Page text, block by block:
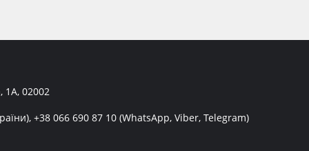
1А, 02002
+38 066 690 87 10 (WhatsApp, Viber, Telegram)